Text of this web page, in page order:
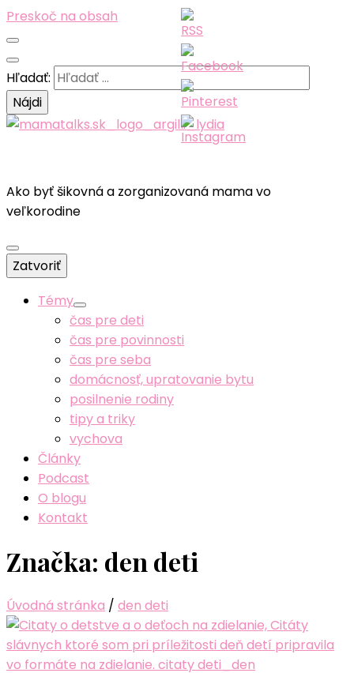
Preskoč na obsah
Hľadať:
Ako byť šikovná a zorganizovaná mama vo
veľkorodine
Zatvoriť
Témy
čas pre deti
čas pre povinnosti
čas pre seba
domácnosť, upratovanie bytu
posilnenie rodiny
tipy a triky
vychova
Články
Podcast
O blogu
Kontakt
Značka: den deti
Úvodná stránka / den deti